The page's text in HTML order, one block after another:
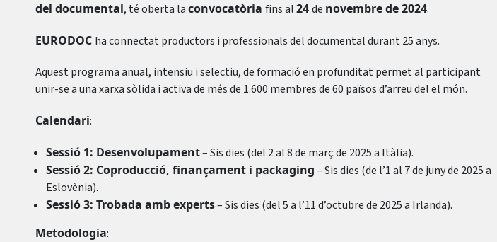
del documental, té oberta laconvocatòria fins al24de novembre de 2024.
EURODOC ha connectat productors i professionals del documental durant 25 anys.
Aquest programa anual, intensiu i selectiu, de formació en profunditat permet al participant
unir-se a una xarxa sòlida i activa de més de 1.600 membres de 60 països d’arreu del el món.
Calendari:
Sessió 1: Desenvolupament– Sis dies (del 2 al 8 de març de 2025 a Itàlia).
Sessió 2: Coproducció, finançament i packaging– Sis dies (de l’1 al 7 de juny de 2025 a
Eslovènia).
Sessió 3: Trobada amb experts– Sis dies (del 5 a l’11 d’octubre de 2025 a Irlanda).
Metodologia: